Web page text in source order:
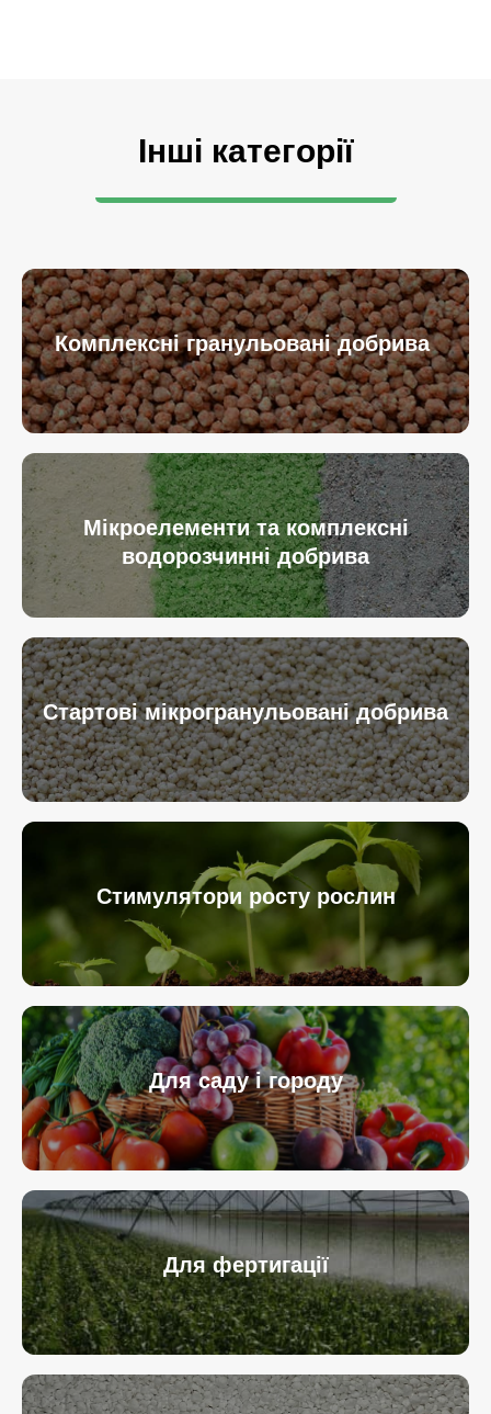
Інші категорії
Комплексні гранульовані добрива
Мікроелементи та комплексні
водорозчинні добрива
Стартові мікрогранульовані добрива
Стимулятори росту рослин
Для саду і городу
Для фертигації